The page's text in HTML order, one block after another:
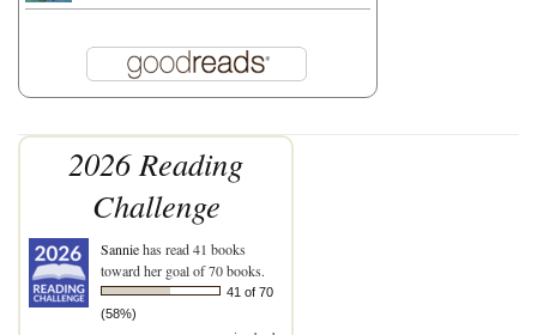
2026 Reading
Challenge
Sanniehas read 41 books
toward her goal of 70 books.
41 of 70
(58%)